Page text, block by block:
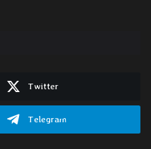
Twitter
Telegram